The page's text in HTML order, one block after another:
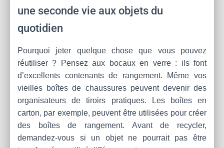
une seconde vie aux objets du
quotidien
Pourquoi jeter quelque chose que vous pouvez
réutiliser ? Pensez aux bocaux en verre : ils font
d’excellents contenants de rangement. Même vos
vieilles boîtes de chaussures peuvent devenir des
organisateurs de tiroirs pratiques. Les boîtes en
carton, par exemple, peuvent être utilisées pour créer
des boîtes de rangement. Avant de recycler,
demandez-vous si un objet ne pourrait pas être